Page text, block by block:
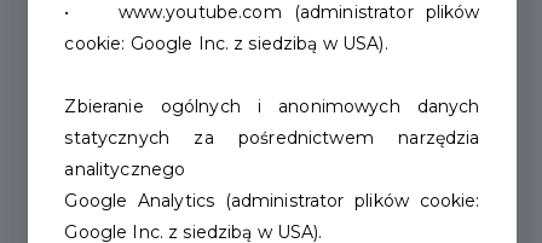
tegorocznej edycji Budżetu
Znamy zwycięzców tegorocznej edycji
Budżetu Obywatelskiego Szczecinka. W
internetowym...
• www.youtube.com (administrator plików
cookie: Google Inc. z siedzibą w USA).
Zbieranie ogólnych i anonimowych danych
statycznych za pośrednictwem narzędzia
analitycznego
Google Analytics (administrator plików cookie:
Google Inc. z siedzibą w USA).